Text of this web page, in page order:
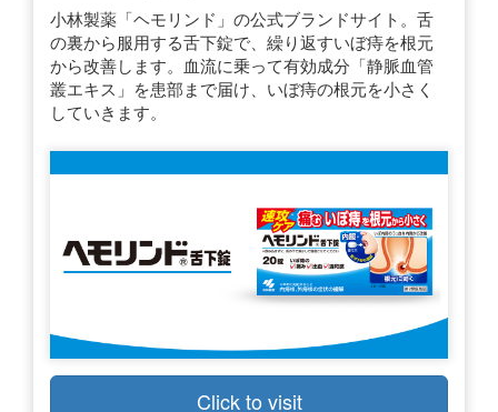
小林製薬「ヘモリンド」の公式ブランドサイト。舌
の裏から服用する舌下錠で、繰り返すいぼ痔を根元
から改善します。血流に乗って有効成分「静脈血管
叢エキス」を患部まで届け、いぼ痔の根元を小さく
していきます。
Click to visit